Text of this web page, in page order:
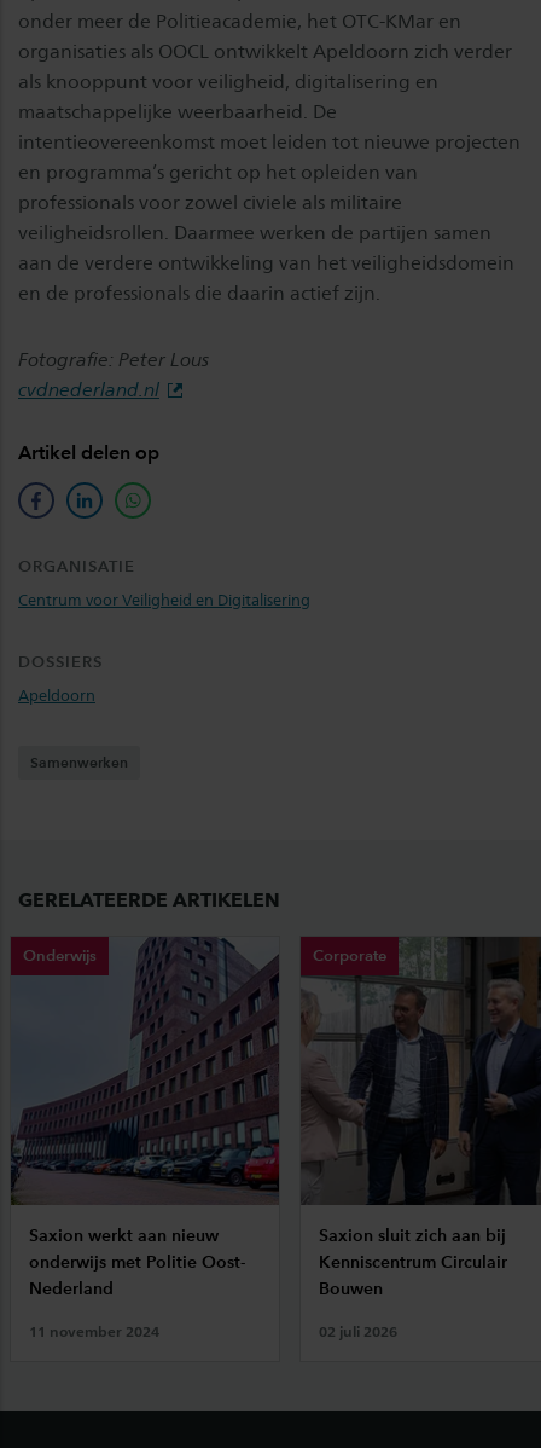
onder meer de Politieacademie, het OTC-KMar en
organisaties als OOCL ontwikkelt Apeldoorn zich verder
als knooppunt voor veiligheid, digitalisering en
maatschappelijke weerbaarheid. De
intentieovereenkomst moet leiden tot nieuwe projecten
en programma’s gericht op het opleiden van
professionals voor zowel civiele als militaire
veiligheidsrollen. Daarmee werken de partijen samen
aan de verdere ontwikkeling van het veiligheidsdomein
en de professionals die daarin actief zijn.
Fotografie: Peter Lous
cvdnederland.nl
Artikel delen op
facebooklinkedinwhatsapp
ORGANISATIE
Centrum voor Veiligheid en Digitalisering
DOSSIERS
Apeldoorn
Samenwerken
GERELATEERDE ARTIKELEN
Onderwijs
Saxion werkt aan nieuw
onderwijs met Politie Oost-
Nederland
11 november 2024
Corporate
Saxion sluit zich aan bij
Kenniscentrum Circulair
Bouwen
02 juli 2026